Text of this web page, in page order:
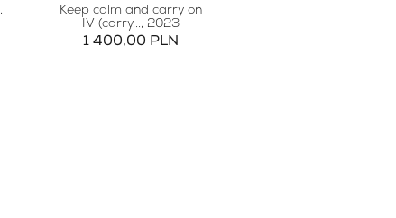
,
Keep calm and carry on
IV (carry..., 2023
1 400,00 PLN